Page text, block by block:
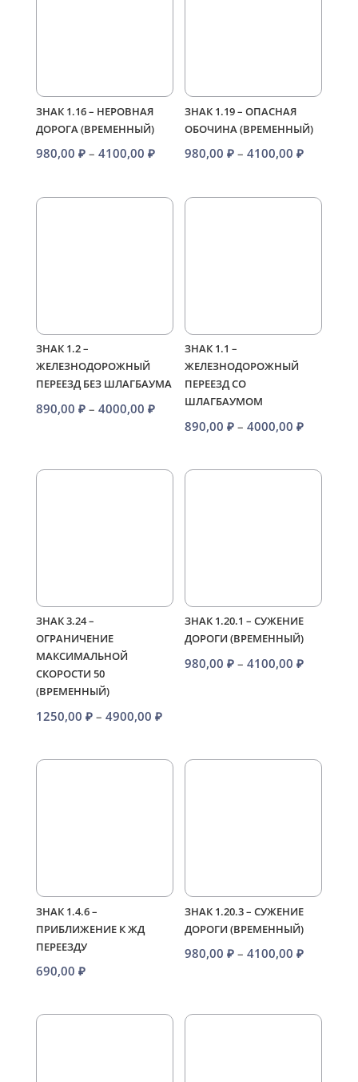
ЗНАК 1.16 – НЕРОВНАЯ
ДОРОГА (ВРЕМЕННЫЙ)
980,00 ₽ – 4100,00 ₽Диапазон
980,00 ₽
ЗНАК 1.19 – ОПАСНАЯ
ОБОЧИНА (ВРЕМЕННЫЙ)
980,00₽ – 4100,00₽
980,00 ₽
ЗНАК 1.2 –
ЖЕЛЕЗНОДОРОЖНЫЙ
ПЕРЕЕЗД БЕЗ ШЛАГБАУМА
890,00 ₽ – 4000,00 ₽Диапазон
–
ЗНАК 1.1 –
ЖЕЛЕЗНОДОРОЖНЫЙ
ПЕРЕЕЗД СО
ШЛАГБАУМОМ
890,00₽ – 4000,00₽
890,00 ₽
ЗНАК 3.24 –
ОГРАНИЧЕНИЕ
МАКСИМАЛЬНОЙ
СКОРОСТИ 50
(ВРЕМЕННЫЙ)
1250,00 ₽ – 4900,00 ₽Диапазон
1250,00 ₽
ЗНАК 1.20.1 – СУЖЕНИЕ
ДОРОГИ (ВРЕМЕННЫЙ)
980,00₽ – 4100,00₽
ЗНАК 1.4.6 –
ПРИБЛИЖЕНИЕ К ЖД
ПЕРЕЕЗДУ
690,00 ₽
ЗНАК 1.20.3 – СУЖЕНИЕ
ДОРОГИ (ВРЕМЕННЫЙ)
980,00₽ – 4100,00₽
–